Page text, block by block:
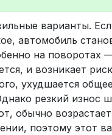
варианты.
автомобиль
на поворотах
и возникает
ухудшается
резкий износ
обычно
поэтому этот